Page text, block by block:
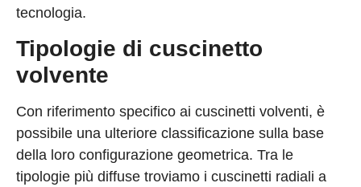
tecnologia.
Tipologie di cuscinetto
volvente
Con riferimento specifico ai cuscinetti volventi, è
possibile una ulteriore classificazione sulla base
della loro configurazione geometrica. Tra le
tipologie più diffuse troviamo i cuscinetti radiali a